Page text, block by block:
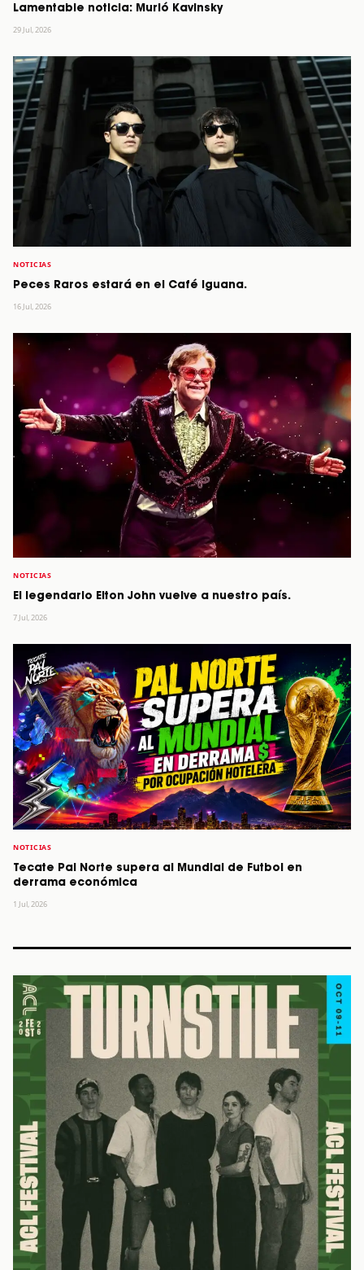
Lamentable noticia: Murió Kavinsky
29 Jul, 2026
NOTICIAS
Peces Raros estará en el Café Iguana.
16 Jul, 2026
NOTICIAS
El legendario Elton John vuelve a nuestro país.
7 Jul, 2026
NOTICIAS
Tecate Pal Norte supera al Mundial de Futbol en
derrama económica
1 Jul, 2026